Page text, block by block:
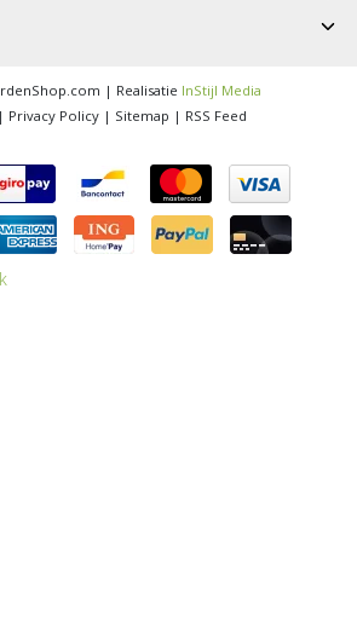
| Realisatie InStijl Media
| Privacy Policy | Sitemap | RSS Feed